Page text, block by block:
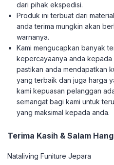
dari pihak ekspedisi.
Produk ini terbuat dari
anda terima mungkin akan
warnanya.
Kami mengucapkan banyak
kepercayaanya anda kepada
pastikan anda mendapatkan
yang terbaik dan juga harga
kami kepuasan pelanggan
semangat bagi kami untuk
yang maksimal kepada anda.
Terima Kasih & Salam
Nataliving Funiture Jepara